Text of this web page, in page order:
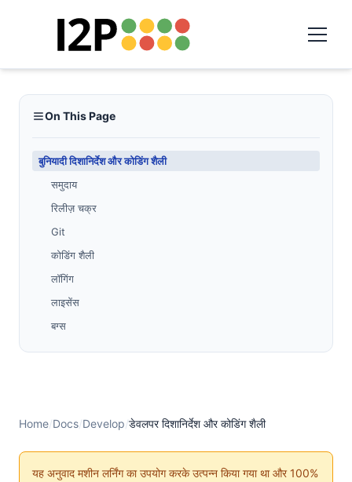
On This Page
बुनियादी दिशानिर्देश और कोडिंग शैली
समुदाय
रिलीज़ चक्र
Git
कोडिंग शैली
लॉगिंग
लाइसेंस
बग्स
Home/Docs/Develop/डेवलपर दिशानिर्देश और कोडिंग शैली
यह अनुवाद मशीन लर्निंग का उपयोग करके उत्पन्न किया गया था और 100%